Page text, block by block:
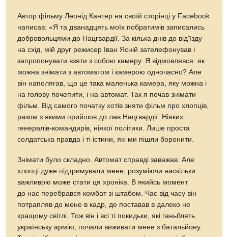
Автор фільму Леонід Кантер на своїй сторінці у Facebook
написав: «Я та дванадцять моїх побратимів записались
добровольцями до Нацгвардії. За кілька днів до від’їзду
на схід, мій друг режисер Іван Ясній зателефонував і
запропонувати взяти з собою камеру. Я відмовлявся: як
можна знімати з автоматом і камерою одночасно? Але
він наполягав, що це така маленька камера, яку можна і
на голову почепити, і на автомат. Так я почав знімати
фільм. Від самого початку хотів зняти фільм про хлопців,
разом з якими прийшов до лав Нацгвардії. Ніяких
генералів-командирів, ніякої політики. Лише проста
солдатська правда і ті істини, які ми пішли боронити.
Знімати було складно. Автомат справді заважав. Але
хлопці дуже підтримували мене, розуміючи наскільки
важливою може стати ця хроніка. В якийсь момент
до нас перебрався комбат зі штабом. Час від часу він
потрапляв до мене в кадр, де поставав в далеко не
кращому світлі. Тож він і всі ті покидьки, які ганьблять
українську армію, почали виживати мене з батальйону.